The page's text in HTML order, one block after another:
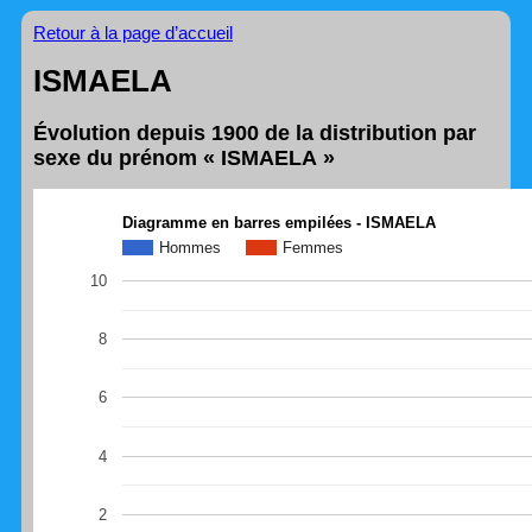
Retour à la page d’accueil
ISMAELA
Évolution depuis 1900 de la distribution par
sexe du prénom « ISMAELA »
Diagramme en barres empilées - ISMAELA
Hommes
Femmes
2
4
6
8
10